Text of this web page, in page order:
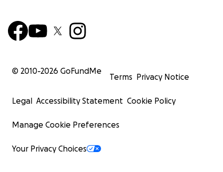
© 2010-2026 GoFundMe
Terms Privacy Notice
Legal Accessibility Statement Cookie Policy
Manage Cookie Preferences
Your Privacy Choices